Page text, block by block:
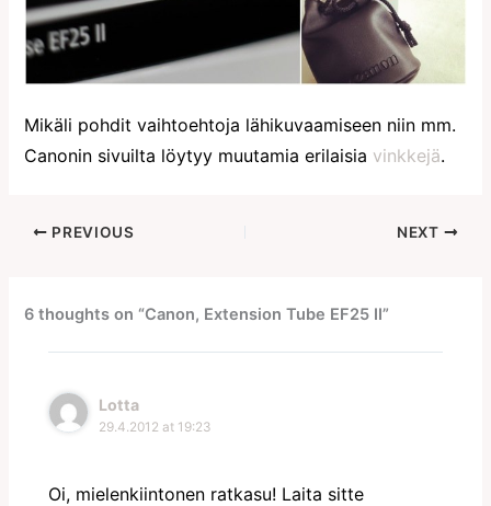
Mikäli pohdit vaihtoehtoja lähikuvaamiseen niin mm.
Canonin sivuilta löytyy muutamia erilaisia vinkkejä.
PREVIOUS NEXT
6 thoughts on “Canon, Extension Tube EF25 II”
Lotta
29.4.2012 at 19:23
Oi, mielenkiintonen ratkasu! Laita sitte